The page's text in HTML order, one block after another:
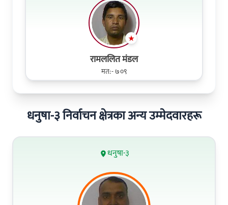
रामललित मंडल
मत:- ७०९
धनुषा-३ निर्वाचन क्षेत्रका अन्य उम्मेदवारहरू
धनुषा-३